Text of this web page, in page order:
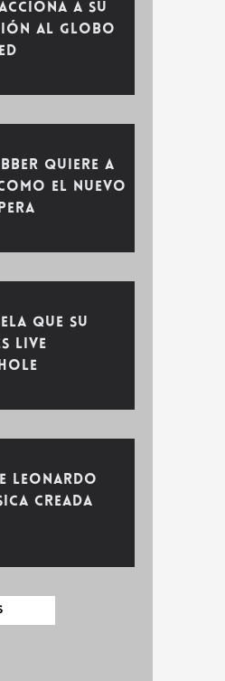
a su
al Globo
quiere a
el nuevo
que su
Live
Leonardo
creada